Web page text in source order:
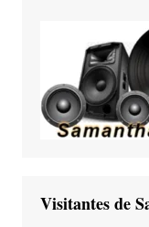
Visitantes de